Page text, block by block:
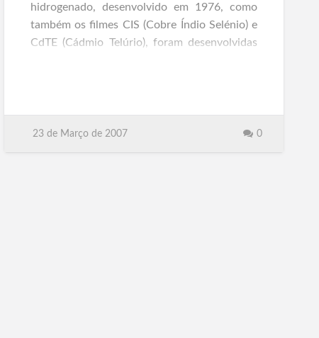
hidrogenado, desenvolvido em 1976, como
também os filmes CIS (Cobre Índio Selénio) e
CdTE (Cádmio Telúrio), foram desenvolvidas
produtivos mais eficientes. (SPES, 2006)
23 de Março de 2007 0